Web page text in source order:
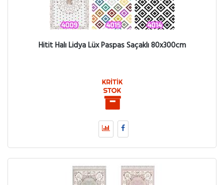
Hitit Halı Lidya Lüx Paspas Saçaklı 80x300cm